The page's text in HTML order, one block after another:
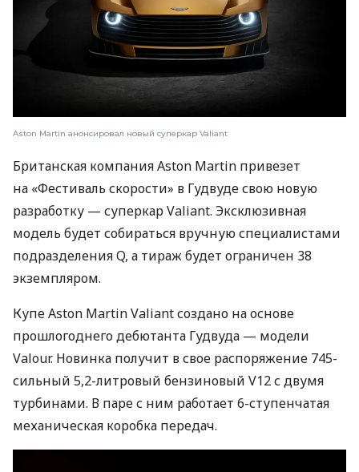
Aston Martin анонсировал новый суперкар Valiant
Британская компания Aston Martin привезет
на «Фестиваль скорости» в Гудвуде свою новую
разработку — суперкар Valiant. Эксклюзивная
модель будет собираться вручную специалистами
подразделения Q, а тираж будет ограничен 38
экземпляром.
Купе Aston Martin Valiant создано на основе
прошлогоднего дебютанта Гудвуда — модели
Valour. Новинка получит в свое распоряжение 745-
сильный 5,2-литровый бензиновый V12 с двумя
турбинами. В паре с ним работает 6-ступенчатая
механическая коробка передач.